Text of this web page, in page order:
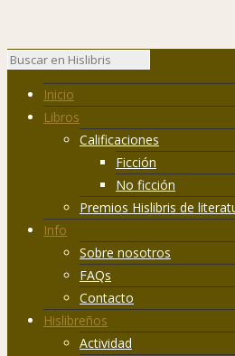
Inicio
Libros
Calificaciones
Ficción
No ficción
Premios Hislibris de
Info
Sobre nosotros
FAQs
Contacto
Hislibreños
Actividad